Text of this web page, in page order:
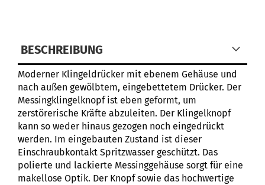
BESCHREIBUNG
Moderner Klingeldrücker mit ebenem Gehäuse und
nach außen gewölbtem, eingebettetem Drücker. Der
Messingklingelknopf ist eben geformt, um
zerstörerische Kräfte abzuleiten. Der Klingelknopf
kann so weder hinaus gezogen noch eingedrückt
werden. Im eingebauten Zustand ist dieser
Einschraubkontakt Spritzwasser geschützt. Das
polierte und lackierte Messinggehäuse sorgt für eine
makellose Optik. Der Knopf sowie das hochwertige